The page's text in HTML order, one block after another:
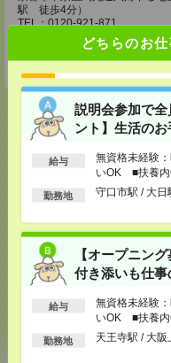
どちらのお
説明会参加で
ント】生活の
給与
無資格未経験
いOK ■扶養
以上
勤務地 守口市駅 / 大日
【オープニン
付き添いも仕
給与
無資格未経験
いOK ■扶養
以上
勤務地 天王寺駅 / 大阪
駅 徒歩4分）
TEL：0120-921-871
worker@nissonet.co.jp
担当：採用担当者宛
受付可能日時：9:30-19:00 ※
メールで送る
シェア